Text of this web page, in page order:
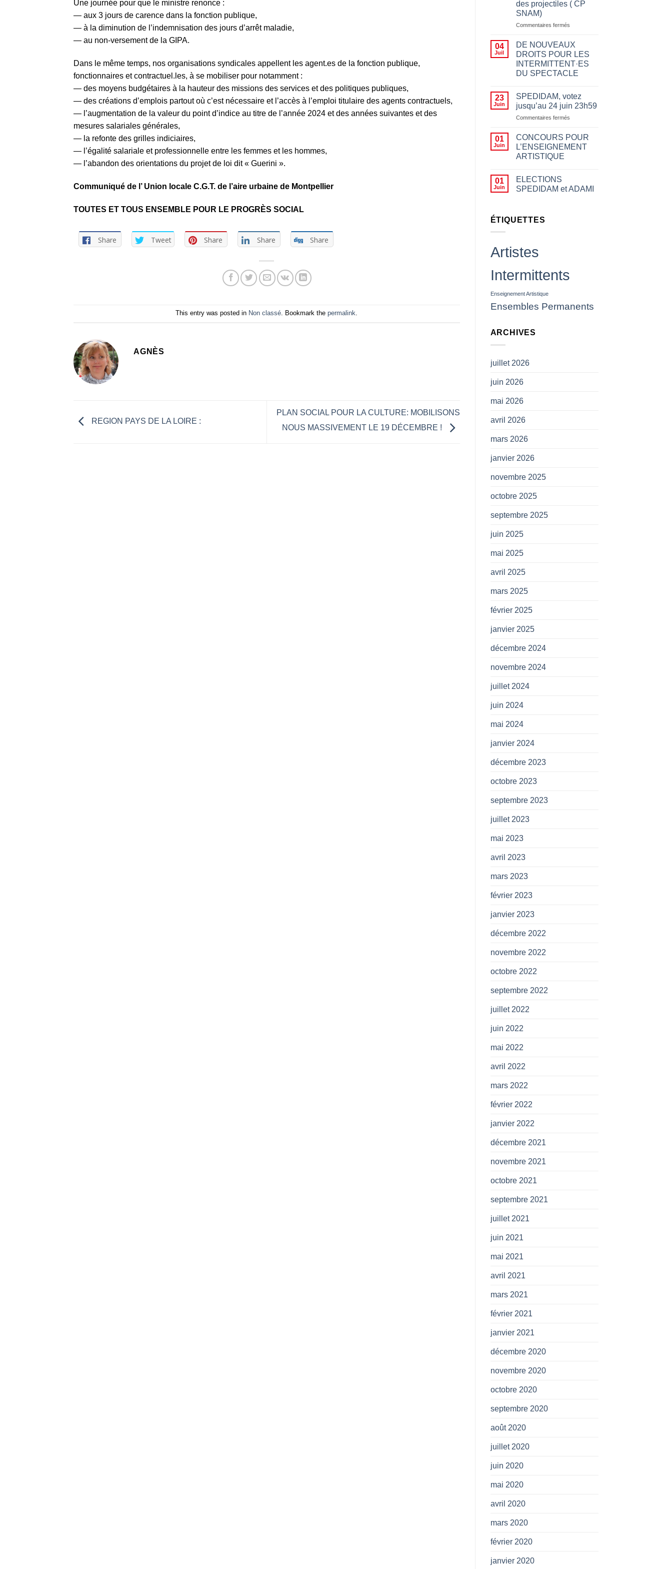
Une journée pour que le ministre renonce :
— aux 3 jours de carence dans la fonction publique,
— à la diminution de l’indemnisation des jours d’arrêt maladie,
— au non-versement de la GIPA.
Dans le même temps, nos organisations syndicales appellent les agent.es de la fonction publique,
fonctionnaires et contractuel.les, à se mobiliser pour notamment :
— des moyens budgétaires à la hauteur des missions des services et des politiques publiques,
— des créations d’emplois partout où c’est nécessaire et l’accès à l’emploi titulaire des agents contractuels,
— l’augmentation de la valeur du point d’indice au titre de l’année 2024 et des années suivantes et des
mesures salariales générales,
— la refonte des grilles indiciaires,
— l’égalité salariale et professionnelle entre les femmes et les hommes,
— l’abandon des orientations du projet de loi dit « Guerini ».
Communiqué de l’ Union locale C.G.T. de l’aire urbaine de Montpellier
TOUTES ET TOUS ENSEMBLE POUR LE PROGRÈS SOCIAL
Share Tweet Share Share Share
This entry was posted in Non classé. Bookmark thepermalink.
AGNÈS
REGION PAYS DE LA LOIRE :
PLAN SOCIAL POUR LA CULTURE: MOBILISONS
NOUS MASSIVEMENT LE 19 DÉCEMBRE !
des projectiles ( CP
SNAM)
Commentaires ferméssur
à
boycotter
pour
des
motifs
n’a
rien
à
voir
le
fait
les
04
Juil
DE NOUVEAUX
DROITS POUR LES
INTERMITTENT·ES
DU SPECTACLE
23
Juin
SPEDIDAM, votez
jusqu’au 24 juin 23h59
Commentaires ferméssur
votez
jusqu’au
24
01
Juin
CONCOURS POUR
L’ENSEIGNEMENT
ARTISTIQUE
01
Juin
ELECTIONS
SPEDIDAM et ADAMI
ÉTIQUETTES
Artistes
Intermittents
Enseignement Artistique
Ensembles Permanents
ARCHIVES
juillet 2026
juin 2026
mai 2026
avril 2026
mars 2026
janvier 2026
novembre 2025
octobre 2025
septembre 2025
juin 2025
mai 2025
avril 2025
mars 2025
février 2025
janvier 2025
décembre 2024
novembre 2024
juillet 2024
juin 2024
mai 2024
janvier 2024
décembre 2023
octobre 2023
septembre 2023
juillet 2023
mai 2023
avril 2023
mars 2023
février 2023
janvier 2023
décembre 2022
novembre 2022
octobre 2022
septembre 2022
juillet 2022
juin 2022
mai 2022
avril 2022
mars 2022
février 2022
janvier 2022
décembre 2021
novembre 2021
octobre 2021
septembre 2021
juillet 2021
juin 2021
mai 2021
avril 2021
mars 2021
février 2021
janvier 2021
décembre 2020
novembre 2020
octobre 2020
septembre 2020
août 2020
juillet 2020
juin 2020
mai 2020
avril 2020
mars 2020
février 2020
janvier 2020